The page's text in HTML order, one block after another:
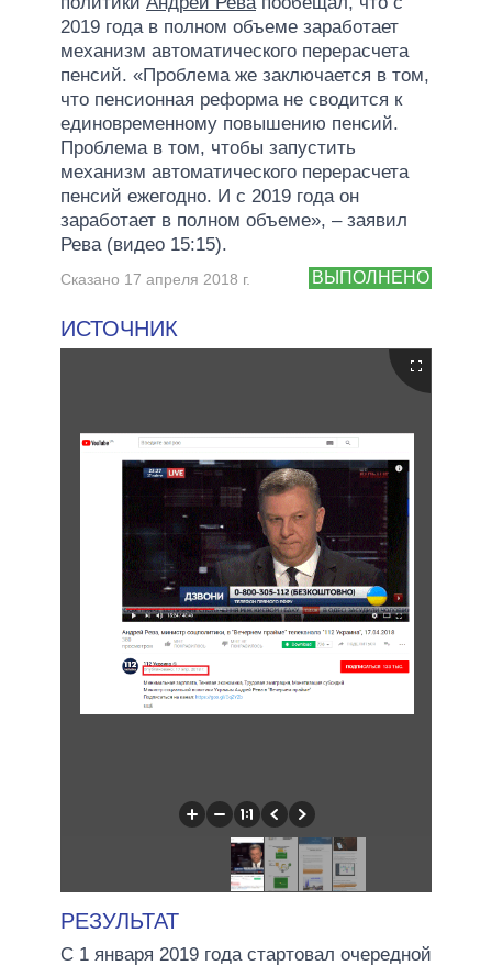
2019 года в полном объеме заработает
механизм автоматического перерасчета
пенсий. «Проблема же заключается в том,
что пенсионная реформа не сводится к
единовременному повышению пенсий.
Проблема в том, чтобы запустить
механизм автоматического перерасчета
пенсий ежегодно. И с 2019 года он
заработает в полном объеме», – заявил
Рева (видео 15:15).
ВЫПОЛНЕНО
Сказано 17 апреля 2018 г.
ИСТОЧНИК
РЕЗУЛЬТАТ
С 1 января 2019 года стартовал очередной